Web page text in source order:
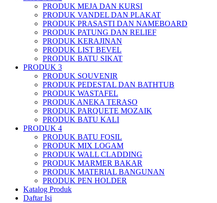
PRODUK MEJA DAN KURSI
PRODUK VANDEL DAN PLAKAT
PRODUK PRASASTI DAN NAMEBOARD
PRODUK PATUNG DAN RELIEF
PRODUK KERAJINAN
PRODUK LIST BEVEL
PRODUK BATU SIKAT
PRODUK 3
PRODUK SOUVENIR
PRODUK PEDESTAL DAN BATHTUB
PRODUK WASTAFEL
PRODUK ANEKA TERASO
PRODUK PARQUETE MOZAIK
PRODUK BATU KALI
PRODUK 4
PRODUK BATU FOSIL
PRODUK MIX LOGAM
PRODUK WALL CLADDING
PRODUK MARMER BAKAR
PRODUK MATERIAL BANGUNAN
PRODUK PEN HOLDER
Katalog Produk
Daftar Isi